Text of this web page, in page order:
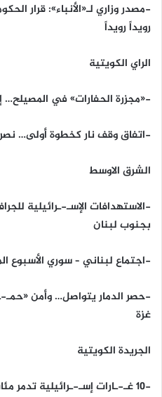
-مصدر وزاري لـ«الأنباء»: قرار
رويداً رويداً
الراي الكويتية
-«مجزرة الحفارات» في المصيلح…
-اتفاق وقف نار كخطوة أولى…
الشرق الاوسط
-الاستهدافات الإسـ-ـرائيلية
بجنوب لبنان
-اجتماع لبناني – سوري الأسبوع
-حصر الدمار يتواصل… وأمن
غزة
الجريدة الكويتية
-10 غـ-ـارات إسـ-ـرائيلية تدمر مئات الجرافات قرب مقر بري